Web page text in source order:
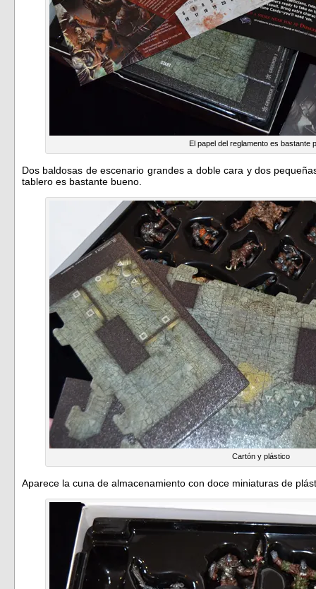
El papel del reglamento es bastante
Dos baldosas de escenario grandes a doble cara y dos
tablero es bastante bueno.
Cartón y plástico
Aparece la cuna de almacenamiento con doce miniaturas de